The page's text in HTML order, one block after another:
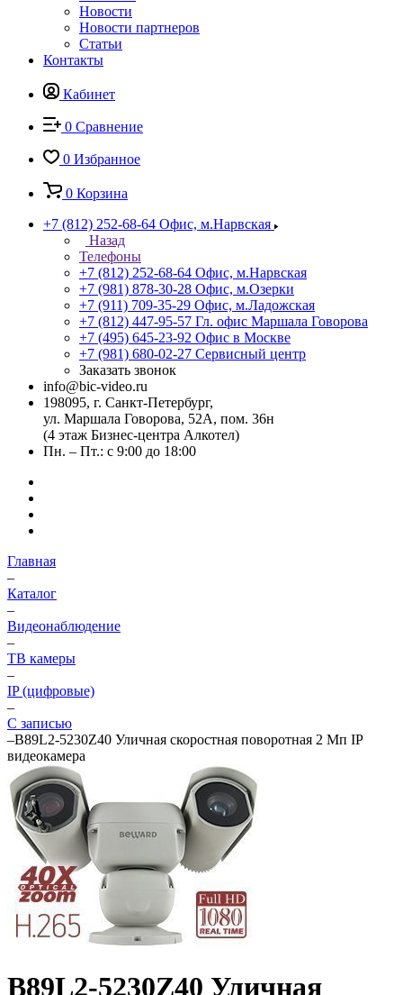
Новости
Новости партнеров
Статьи
Контакты
Кабинет
0 Сравнение
0 Избранное
0 Корзина
+7 (812) 252-68-64 Офис, м.Нарвская
Назад
Телефоны
+7 (812) 252-68-64 Офис, м.Нарвская
+7 (981) 878-30-28 Офис, м.Озерки
+7 (911) 709-35-29 Офис, м.Ладожская
+7 (812) 447-95-57 Гл. офис Маршала Говорова
+7 (495) 645-23-92 Офис в Москве
+7 (981) 680-02-27 Сервисный центр
Заказать звонок
info@bic-video.ru
198095, г. Санкт-Петербург,
ул. Маршала Говорова, 52А, пом. 36н
(4 этаж Бизнес-центра Алкотел)
Пн. – Пт.: с 9:00 до 18:00
Главная
–
Каталог
–
Видеонаблюдение
–
ТВ камеры
–
IP (цифровые)
–
С записью
–B89L2-5230Z40 Уличная скоростная поворотная 2 Мп IP
видеокамера
B89L2-5230Z40 Уличная